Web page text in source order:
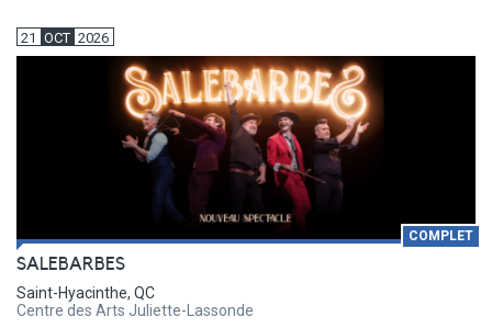
21 OCT 2026
COMPLET
SALEBARBES
Saint-Hyacinthe, QC
Centre des Arts Juliette-Lassonde